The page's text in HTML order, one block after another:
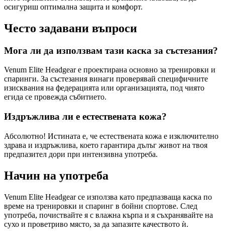
осигуриш оптимална защита и комфорт.
Често задавани въпроси
Мога ли да използвам тази каска за състезания?
Venum Elite Headgear е проектирана основно за тренировки и
спаринги. За състезания винаги проверявай специфичните
изисквания на федерацията или организацията, под чиято
егида се провежда събитието.
Издръжлива ли е естествената кожа?
Абсолютно! Истината е, че естествената кожа е изключително
здрава и издръжлива, което гарантира дълъг живот на твоя
предпазител дори при интензивна употреба.
Начин на употреба
Venum Elite Headgear се използва като предпазваща каска по
време на тренировки и спаринг в бойни спортове. След
употреба, почиствайте я с влажна кърпа и я съхранявайте на
сухо и проветриво място, за да запазите качеството ѝ.